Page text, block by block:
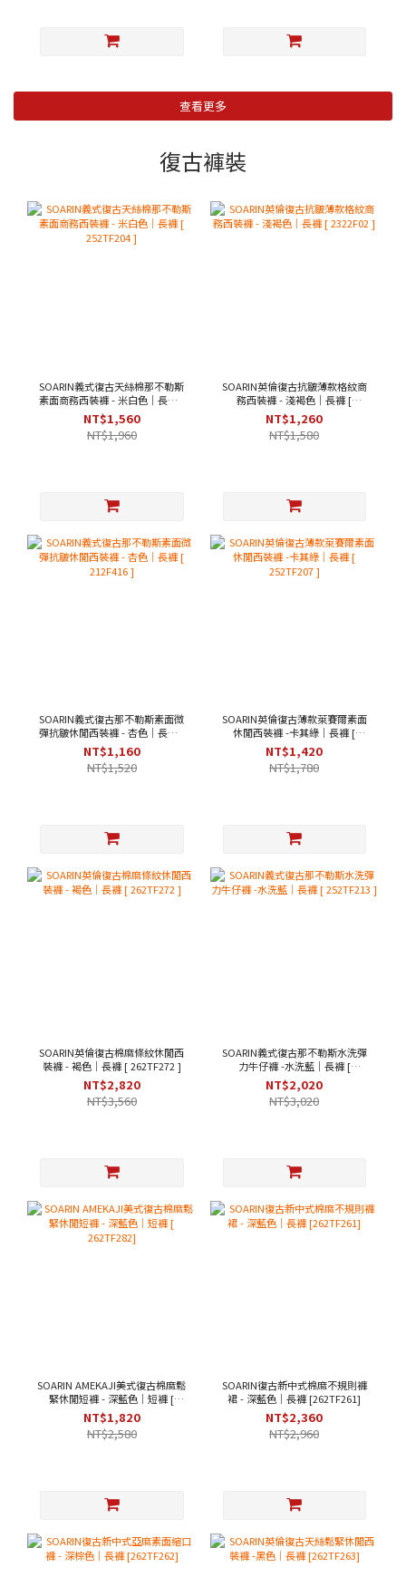
查看更多
復古褲裝
SOARIN義式復古天絲棉那不勒斯
素面商務西裝褲 - 米白色｜長褲 [
252TF204 ]
NT$1,560
NT$1,960
SOARIN英倫復古抗皺薄款格紋商
務西裝褲 - 淺褐色｜長褲 [
2322F02 ]
NT$1,260
NT$1,580
SOARIN義式復古那不勒斯素面微
彈抗皺休閒西裝褲 - 杏色｜長褲 [
212F416 ]
NT$1,160
NT$1,520
SOARIN英倫復古薄款萊賽爾素面
休閒西裝褲 -卡其綠｜長褲 [
252TF207 ]
NT$1,420
NT$1,780
SOARIN英倫復古棉麻條紋休閒西
裝褲 - 褐色｜長褲 [ 262TF272 ]
NT$2,820
NT$3,560
SOARIN義式復古那不勒斯水洗彈
力牛仔褲 -水洗藍｜長褲 [
252TF213 ]
NT$2,020
NT$3,020
SOARIN AMEKAJI美式復古棉麻鬆
緊休閒短褲 - 深藍色｜短褲 [
262TF282]
NT$1,820
NT$2,580
SOARIN復古新中式棉麻不規則褲
裙 - 深藍色｜長褲 [262TF261]
NT$2,360
NT$2,960